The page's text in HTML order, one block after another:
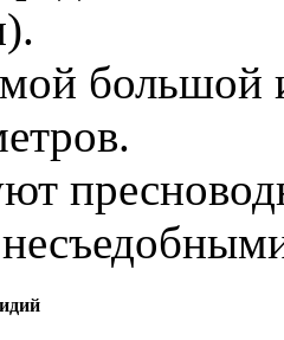
большой